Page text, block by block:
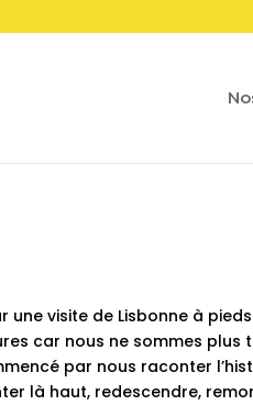
visite de Lisbonne à
car nous ne sommes plus
par nous raconter
là haut, redescendre,